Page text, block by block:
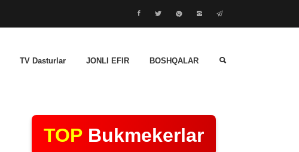
TV Dasturlar JONLI EFIR BOSHQALAR
TOP Bukmekerlar